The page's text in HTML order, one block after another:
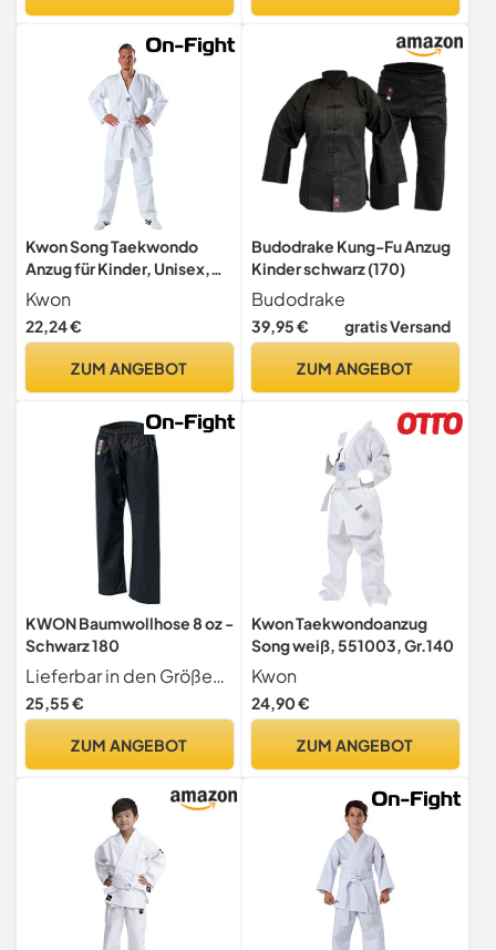
Kwon Song Taekwondo
Anzug für Kinder, Unisex,
551003150, weiß, Größe
150 cm
Kwon
22,24 €
ZUM ANGEBOT
Budodrake Kung-Fu Anzug
Kinder schwarz (170)
Budodrake
39,95 € gratis Versand
ZUM ANGEBOT
KWON Baumwollhose 8 oz -
Schwarz 180
Lieferbar in den Größen 110-210 und
25,55 €
ZUM ANGEBOT
Kwon Taekwondoanzug
Song weiß, 551003, Gr.140
Kwon
24,90 €
ZUM ANGEBOT